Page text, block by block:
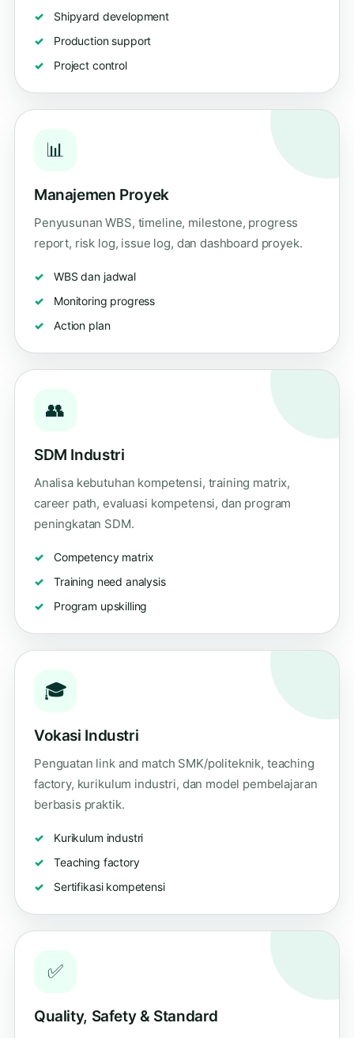
Shipyard development
Production support
Project control
📊
Manajemen Proyek
Penyusunan WBS, timeline, milestone, progress
report, risk log, issue log, dan dashboard proyek.
WBS dan jadwal
Monitoring progress
Action plan
👥
SDM Industri
Analisa kebutuhan kompetensi, training matrix,
career path, evaluasi kompetensi, dan program
peningkatan SDM.
Competency matrix
Training need analysis
Program upskilling
🎓
Vokasi Industri
Penguatan link and match SMK/politeknik, teaching
factory, kurikulum industri, dan model pembelajaran
berbasis praktik.
Kurikulum industri
Teaching factory
Sertifikasi kompetensi
✅
Quality, Safety & Standard